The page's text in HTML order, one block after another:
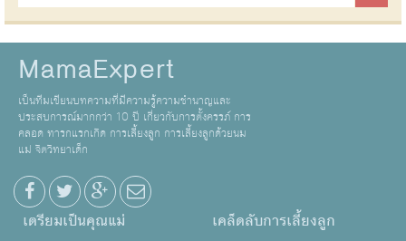
MamaExpert
เป็นทีมเขียนบทความที่มีความรู้ความชำนาญและ
ประสบการณ์มากกว่า 10 ปี เกี่ยวกับการตั้งครรภ์ การ
คลอด ทารกแรกเกิด การเลี้ยงลูก การเลี้ยงลูกด้วยนม
แม่ จิตวิทยาเด็ก
เตรียมเป็นคุณแม่ เคล็ดลับการเลี้ยงลูก